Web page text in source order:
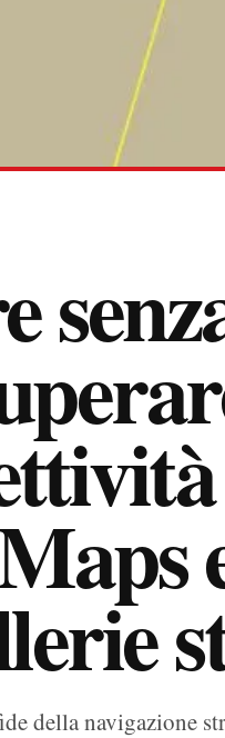
della navigazione